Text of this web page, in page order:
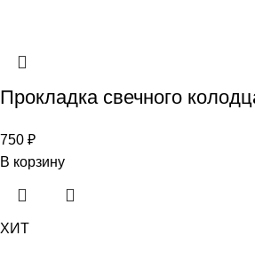
Прокладка свечного
750 ₽
В корзину
ХИТ